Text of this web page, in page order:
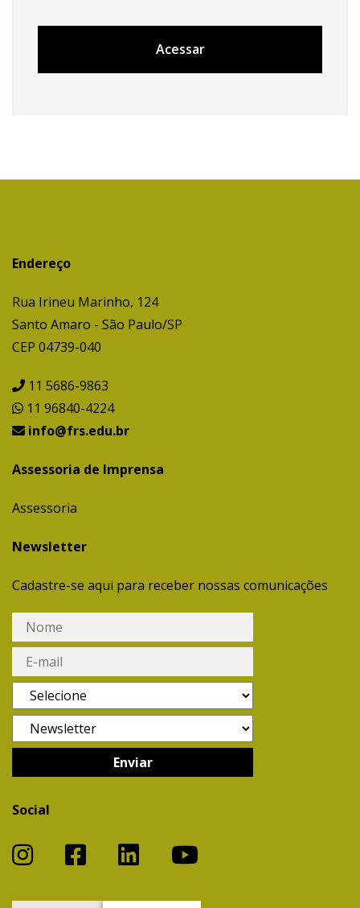
Acessar
Endereço
Rua Irineu Marinho, 124
Santo Amaro - São Paulo/SP
CEP 04739-040
11 5686-9863
11 96840-4224
info@frs.edu.br
Assessoria de Imprensa
Assessoria
Newsletter
Cadastre-se aqui para receber nossas comunicações
Social